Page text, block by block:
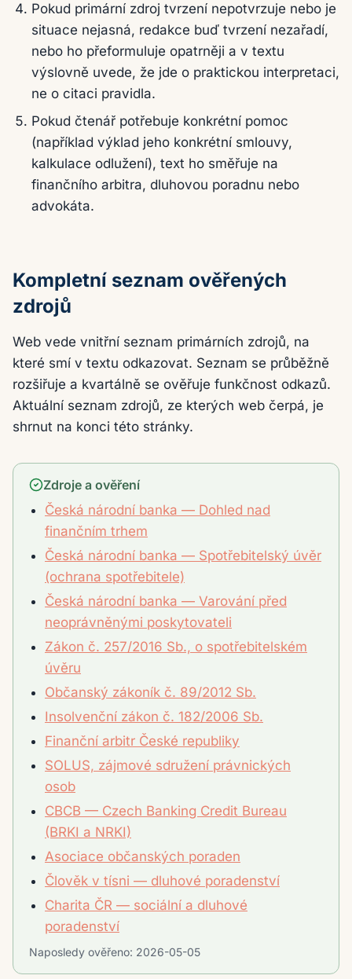
Pokud primární zdroj tvrzení nepotvrzuje nebo je
situace nejasná, redakce buď tvrzení nezařadí,
nebo ho přeformuluje opatrněji a v textu
výslovně uvede, že jde o praktickou interpretaci,
ne o citaci pravidla.
Pokud čtenář potřebuje konkrétní pomoc
(například výklad jeho konkrétní smlouvy,
kalkulace odlužení), text ho směřuje na
finančního arbitra, dluhovou poradnu nebo
advokáta.
Kompletní seznam ověřených
zdrojů
Web vede vnitřní seznam primárních zdrojů, na
které smí v textu odkazovat. Seznam se průběžně
rozšiřuje a kvartálně se ověřuje funkčnost odkazů.
Aktuální seznam zdrojů, ze kterých web čerpá, je
shrnut na konci této stránky.
Zdroje a ověření
Česká národní banka — Dohled nad
finančním trhem
Česká národní banka — Spotřebitelský úvěr
(ochrana spotřebitele)
Česká národní banka — Varování před
neoprávněnými poskytovateli
Zákon č. 257/2016 Sb., o spotřebitelském
úvěru
Občanský zákoník č. 89/2012 Sb.
Insolvenční zákon č. 182/2006 Sb.
Finanční arbitr České republiky
SOLUS, zájmové sdružení právnických
osob
CBCB — Czech Banking Credit Bureau
(BRKI a NRKI)
Asociace občanských poraden
Člověk v tísni — dluhové poradenství
Charita ČR — sociální a dluhové
poradenství
Naposledy ověřeno: 2026-05-05